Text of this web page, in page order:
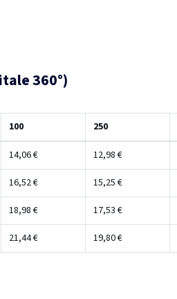
360°)
100 250
14,06 € 12,98 €
16,52 € 15,25 €
18,98 € 17,53 €
21,44 € 19,80 €